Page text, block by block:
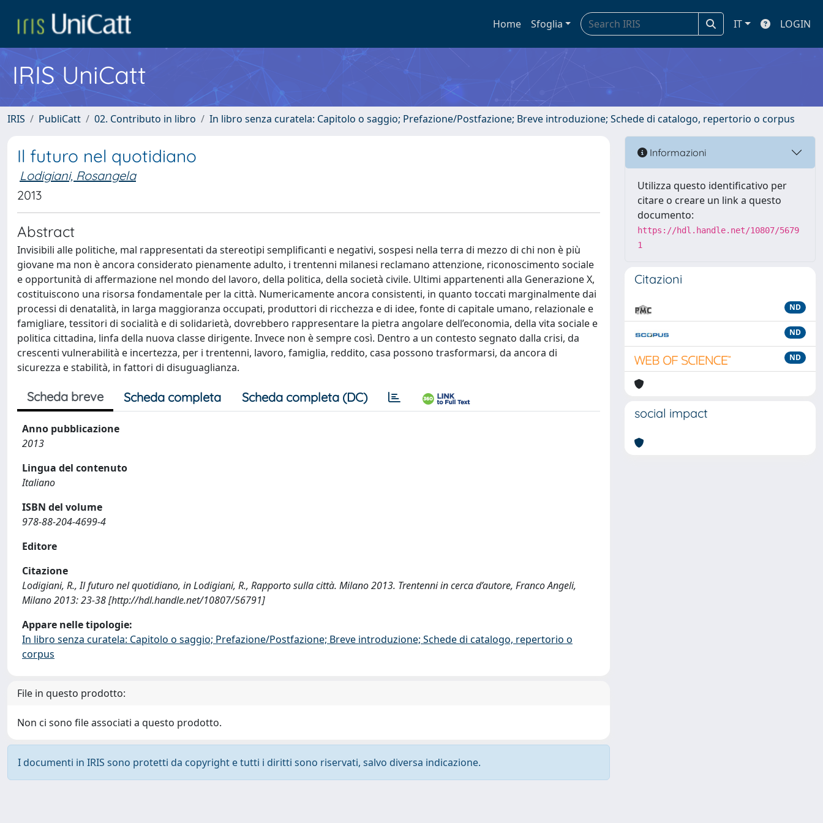
Home Sfoglia IT LOGIN
IRIS UniCatt
IRIS PubliCatt 02. Contributo in libro In libro senza curatela: Capitolo o saggio; Prefazione/Postfazione; Breve introduzione; Schede di catalogo, repertorio o corpus
Il futuro nel quotidiano
Lodigiani, Rosangela
2013
Abstract
Invisibili alle politiche, mal rappresentati da stereotipi semplificanti e negativi, sospesi nella terra di mezzo di chi non è più
giovane ma non è ancora considerato pienamente adulto, i trentenni milanesi reclamano attenzione, riconoscimento sociale
e opportunità di affermazione nel mondo del lavoro, della politica, della società civile. Ultimi appartenenti alla Generazione X,
costituiscono una risorsa fondamentale per la città. Numericamente ancora consistenti, in quanto toccati marginalmente dai
processi di denatalità, in larga maggioranza occupati, produttori di ricchezza e di idee, fonte di capitale umano, relazionale e
famigliare, tessitori di socialità e di solidarietà, dovrebbero rappresentare la pietra angolare dell’economia, della vita sociale e
politica cittadina, linfa della nuova classe dirigente. Invece non è sempre così. Dentro a un contesto segnato dalla crisi, da
crescenti vulnerabilità e incertezza, per i trentenni, lavoro, famiglia, reddito, casa possono trasformarsi, da ancora di
sicurezza e stabilità, in fattori di disuguaglianza.
Scheda breve Scheda completa Scheda completa (DC)
Anno pubblicazione
2013
Lingua del contenuto
Italiano
ISBN del volume
978-88-204-4699-4
Editore
Citazione
Lodigiani, R., Il futuro nel quotidiano, in Lodigiani, R., Rapporto sulla città. Milano 2013. Trentenni in cerca d’autore, Franco Angeli,
Milano 2013: 23-38 [http://hdl.handle.net/10807/56791]
Appare nelle tipologie:
In libro senza curatela: Capitolo o saggio; Prefazione/Postfazione; Breve introduzione; Schede di catalogo, repertorio o
corpus
File in questo prodotto:
Non ci sono file associati a questo prodotto.
I documenti in IRIS sono protetti da copyright e tutti i diritti sono riservati, salvo diversa indicazione.
Informazioni
Utilizza questo identificativo per
citare o creare un link a questo
documento:
https://hdl.handle.net/10807/5679
1
Citazioni
ND
ND
ND
social impact